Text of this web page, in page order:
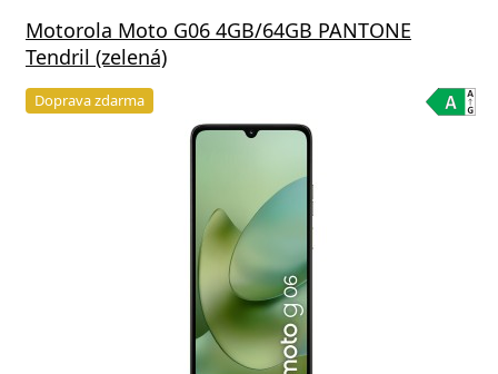
Motorola Moto G06 4GB/64GB PANTONE
Tendril (zelená)
Doprava zdarma